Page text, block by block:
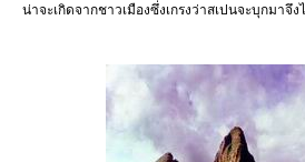
น่าจะเกิดจากชาวเมืองซึ่งเกรงว่าสเปนจะบุกมาจึ